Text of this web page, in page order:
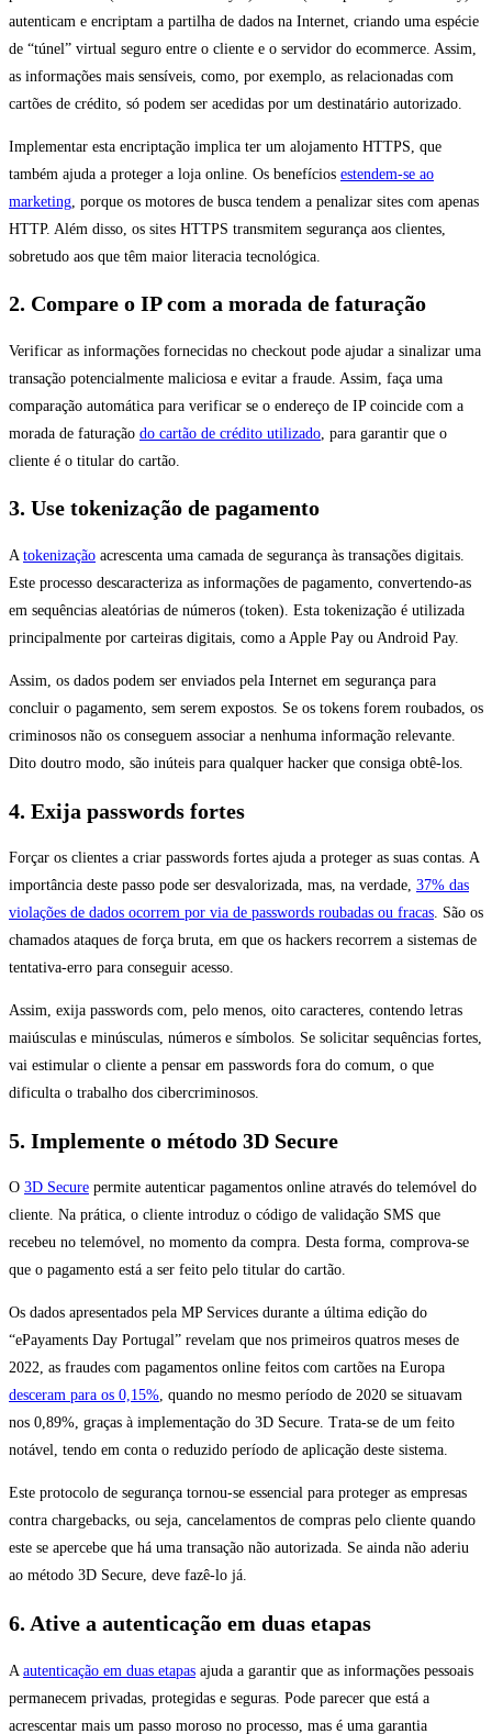
autenticam e encriptam a partilha de dados na Internet, criando uma espécie
de “túnel” virtual seguro entre o cliente e o servidor do ecommerce. Assim,
as informações mais sensíveis, como, por exemplo, as relacionadas com
cartões de crédito, só podem ser acedidas por um destinatário autorizado.
Implementar esta encriptação implica ter um alojamento HTTPS, que
também ajuda a proteger a loja online. Os benefícios estendem-se ao
marketing , porque os motores de busca tendem a penalizar sites com apenas
HTTP. Além disso, os sites HTTPS transmitem segurança aos clientes,
sobretudo aos que têm maior literacia tecnológica.
2. Compare o IP com a morada de faturação
Verificar as informações fornecidas no checkout pode ajudar a sinalizar uma
transação potencialmente maliciosa e evitar a fraude. Assim, faça uma
comparação automática para verificar se o endereço de IP coincide com a
morada de faturação do cartão de crédito utilizado , para garantir que o
cliente é o titular do cartão.
3. Use tokenização de pagamento
A tokenização acrescenta uma camada de segurança às transações digitais.
Este processo descaracteriza as informações de pagamento, convertendo-as
em sequências aleatórias de números (token). Esta tokenização é utilizada
principalmente por carteiras digitais, como a Apple Pay ou Android Pay.
Assim, os dados podem ser enviados pela Internet em segurança para
concluir o pagamento, sem serem expostos. Se os tokens forem roubados, os
criminosos não os conseguem associar a nenhuma informação relevante.
Dito doutro modo, são inúteis para qualquer hacker que consiga obtê-los.
4. Exija passwords fortes
Forçar os clientes a criar passwords fortes ajuda a proteger as suas contas. A
importância deste passo pode ser desvalorizada, mas, na verdade, 37% das
violações de dados ocorrem por via de passwords roubadas ou fracas. São os
chamados ataques de força bruta, em que os hackers recorrem a sistemas de
tentativa-erro para conseguir acesso.
Assim, exija passwords com, pelo menos, oito caracteres, contendo letras
maiúsculas e minúsculas, números e símbolos. Se solicitar sequências fortes,
vai estimular o cliente a pensar em passwords fora do comum, o que
dificulta o trabalho dos cibercriminosos.
5. Implemente o método 3D Secure
O 3D Secure permite autenticar pagamentos online através do telemóvel do
cliente. Na prática, o cliente introduz o código de validação SMS que
recebeu no telemóvel, no momento da compra. Desta forma, comprova-se
que o pagamento está a ser feito pelo titular do cartão.
Os dados apresentados pela MP Services durante a última edição do
“ePayaments Day Portugal” revelam que nos primeiros quatros meses de
2022, as fraudes com pagamentos online feitos com cartões na Europa
desceram para os 0,15%, quando no mesmo período de 2020 se situavam
nos 0,89%, graças à implementação do 3D Secure. Trata-se de um feito
notável, tendo em conta o reduzido período de aplicação deste sistema.
Este protocolo de segurança tornou-se essencial para proteger as empresas
contra chargebacks, ou seja, cancelamentos de compras pelo cliente quando
este se apercebe que há uma transação não autorizada. Se ainda não aderiu
ao método 3D Secure, deve fazê-lo já.
6. Ative a autenticação em duas etapas
A autenticação em duas etapas ajuda a garantir que as informações pessoais
permanecem privadas, protegidas e seguras. Pode parecer que está a
acrescentar mais um passo moroso no processo, mas é uma garantia